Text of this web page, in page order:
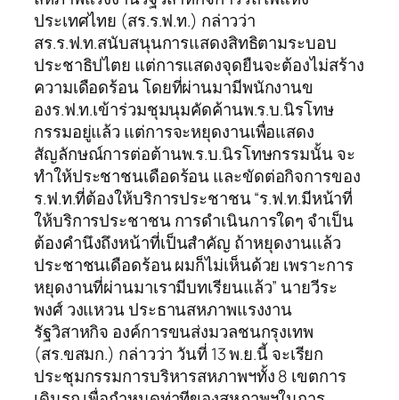
ประเทศไทย (สร.ร.ฟ.ท.) กล่าวว่า
สร.ร.ฟ.ท.สนับสนุนการแสดงสิทธิตามระบอบ
ประชาธิปไตย แต่การแสดงจุดยืนจะต้องไม่สร้าง
ความเดือดร้อน โดยที่ผ่านมามีพนักงานข
องร.ฟ.ท.เข้าร่วมชุมนุมคัดค้านพ.ร.บ.นิรโทษ
กรรมอยู่แล้ว แต่การจะหยุดงานเพื่อแสดง
สัญลักษณ์การต่อต้านพ.ร.บ.นิรโทษกรรมนั้น จะ
ทำให้ประชาชนเดือดร้อน และขัดต่อกิจการของ
ร.ฟ.ท.ที่ต้องให้บริการประชาชน “ร.ฟ.ท.มีหน้าที่
ให้บริการประชาชน การดำเนินการใดๆ จำเป็น
ต้องคำนึงถึงหน้าที่เป็นสำคัญ ถ้าหยุดงานแล้ว
ประชาชนเดือดร้อน ผมก็ไม่เห็นด้วย เพราะการ
หยุดงานที่ผ่านมาเรามีบทเรียนแล้ว” นายวีระ
พงศ์ วงแหวน ประธานสหภาพแรงงาน
รัฐวิสาหกิจ องค์การขนส่งมวลชนกรุงเทพ
(สร.ขสมก.) กล่าวว่า วันที่ 13 พ.ย.นี้ จะเรียก
ประชุมกรรมการบริหารสหภาพฯทั้ง 8 เขตการ